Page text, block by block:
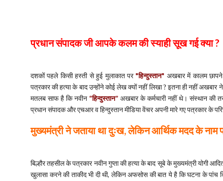
प्रधान संपादक जी आपके कलम की स्याही सूख गई क्या ?
दशकों पहले किसी हस्ती से हुई मुलाकात पर "हिन्दुस्तान" अखबार में कालम
पत्रकार की हत्या के बाद उन्होंने कोई लेख क्यों नहीं लिखा ? इतना ही नहीं
मतलब साफ है कि नवीन“हिन्दुस्तान” अखबार के कर्मचारी नहीं थे। संस्थान की
प्रधान संपादक और एचआर व हिन्दुस्तान मीडिया वेंचर अपनी मारे गए पत्रकार के
मुख्यमंत्री ने जताया था दुःख, लेकिन आर्थिक मदद के नाम
बिल्हौर तहसील के पत्रकार नवीन गुप्ता की हत्या के बाद सूबे के मुख्यमंत्री योगी
खुलासा करने की ताकीद भी दी थी, लेकिन अफसोस की बात ये है कि घटना के पांच